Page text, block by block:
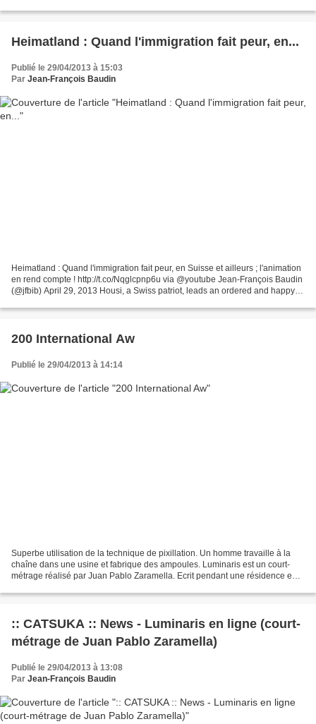
Heimatland : Quand l'immigration fait peur, en...
Publié le 29/04/2013 à 15:03
Par Jean-François Baudin
Heimatland : Quand l'immigration fait peur, en Suisse et ailleurs ; l'animation
en rend compte ! http://t.co/Nqglcpnp6u via @youtube Jean-François Baudin
(@jfbib) April 29, 2013 Housi, a Swiss patriot, leads an ordered and happy
200 International Aw
Publié le 29/04/2013 à 14:14
Superbe utilisation de la technique de pixillation. Un homme travaille à la
chaîne dans une usine et fabrique des ampoules. Luminaris est un court-
métrage réalisé par Juan Pablo Zaramella. Ecrit pendant une résidence en
:: CATSUKA :: News - Luminaris en ligne (court-
métrage de Juan Pablo Zaramella)
Publié le 29/04/2013 à 13:08
Par Jean-François Baudin